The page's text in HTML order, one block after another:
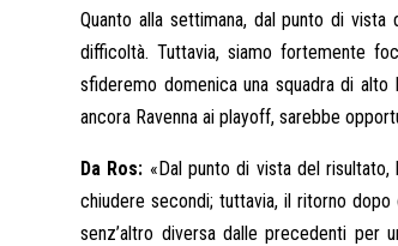
Quanto alla settimana, dal punto di
difficoltà. Tuttavia, siamo fortemente
sfideremo domenica una squadra di
ancora Ravenna ai playoff, sarebbe
Da Ros: «Dal punto di vista del
chiudere secondi; tuttavia, il ritorno
senz’altro diversa dalle precedenti per